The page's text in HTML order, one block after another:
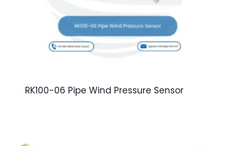
RK100-06 Pipe Wind Pressure Sensor